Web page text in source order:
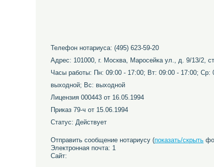
Телефон нотариуса: (495) 623-59-20
Адрес: 101000, г. Москва, Маросейка ул., д. 9/13/2,
Часы работы: Пн: 09:00 - 17:00; Вт: 09:00 - 17:00;
выходной; Вс: выходной
Лицензия 000443 от 16.05.1994
Приказ 79-ч от 15.06.1994
Статус: Действует
Отправить сообщение нотариусу (показать/скрыть
Электронная почта: 1
Сайт: